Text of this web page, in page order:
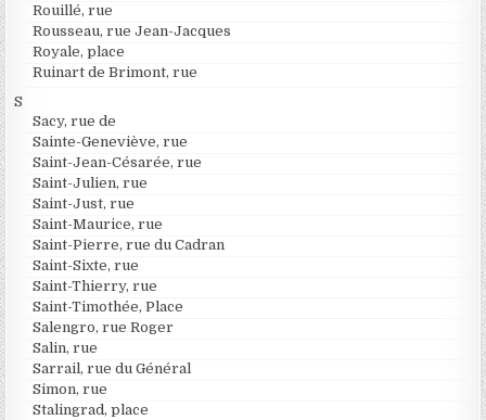
Rouillé, rue
Rousseau, rue Jean-Jacques
Royale, place
Ruinart de Brimont, rue
S
Sacy, rue de
Sainte-Geneviève, rue
Saint-Jean-Césarée, rue
Saint-Julien, rue
Saint-Just, rue
Saint-Maurice, rue
Saint-Pierre, rue du Cadran
Saint-Sixte, rue
Saint-Thierry, rue
Saint-Timothée, Place
Salengro, rue Roger
Salin, rue
Sarrail, rue du Général
Simon, rue
Stalingrad, place